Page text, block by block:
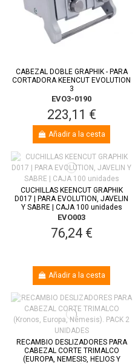
CABEZAL DOBLE GRAPHIK - PARA
CORTADORA KEENCUT EVOLUTION
3
EVO3-0190
223,11 €
Añadir a la cesta
CUCHILLAS KEENCUT GRAPHIK
D017 | PARA EVOLUTION, JAVELIN
Y SABRE | CAJA 100 unidades
EVO003
76,24 €
Añadir a la cesta
RECAMBIO DESLIZADORES PARA
CABEZAL CORTE TRIMALCO
(EUROPA, NEMESIS, HELIOS Y